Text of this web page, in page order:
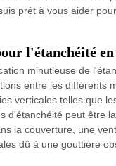
prêt à vous aider
l'étanchéité
minutieuse de
entre les différents
verticales telles que
d'étanchéité peut être
la couverture, une
dû à une gouttière